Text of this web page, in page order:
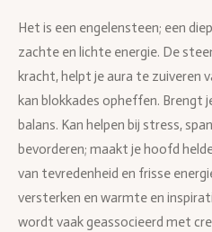
Het is een engelensteen; een
zachte en lichte energie. De
kracht, helpt je aura te zuiveren
kan blokkades opheffen. Brengt
balans. Kan helpen bij stress,
bevorderen; maakt je hoofd
van tevredenheid en frisse
versterken en warmte en
wordt vaak geassocieerd met